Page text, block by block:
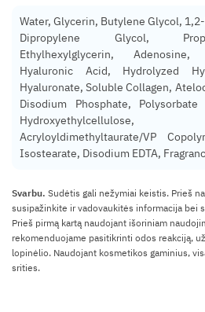
Water, Glycerin, Butylene Glycol,
Dipropylene Glycol,
Ethylhexylglycerin,
Hyaluronic Acid, Hydrolyzed
Hyaluronate, Soluble Collagen,
Disodium Phosphate,
Acryloyldimethyltaurate/VP
Isostearate, Disodium EDTA,
Svarbu. Sudėtis gali nežymiai keistis. Prieš
susipažinkite ir vadovaukitės informacija bei
Prieš pirmą kartą naudojant išoriniam
rekomenduojame pasitikrinti odos reakciją,
lopinėlio. Naudojant kosmetikos gaminius,
srities.